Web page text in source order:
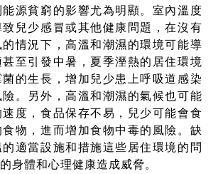
貧窮的影響尤為明顯。室內溫度
兒少感冒或其他健康問題，在沒有
情況下，高溫和潮濕的環境可能導
至引發中暑，夏季溼熱的居住環境
的生長，增加兒少患上呼吸道感染
。另外，高溫和潮濕的氣候也可能
度，食品保存不易，兒少可能會食
物，進而增加食物中毒的風險。缺
適當設施和措施這些居住環境的問
身體和心理健康造成威脅。